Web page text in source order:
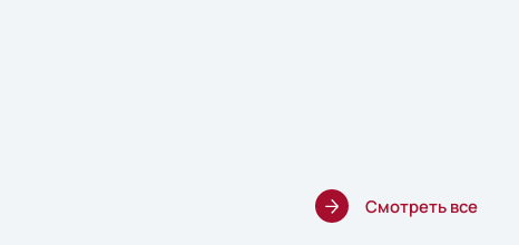
Смотреть все